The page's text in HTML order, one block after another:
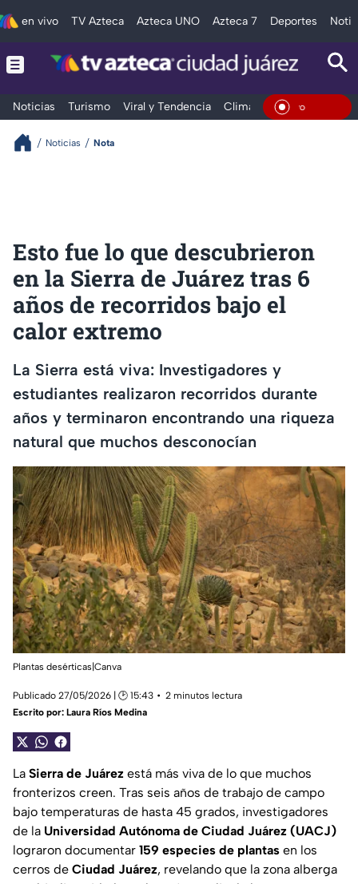
en vivo TV Azteca Azteca UNO Azteca 7 Deportes
Noticias Turismo Viral y Tendencia Clima Deportes En Vivo
Noticias Nota
Esto fue lo que descubrieron
en la Sierra de Juárez tras 6
años de recorridos bajo el
calor extremo
La Sierra está viva: Investigadores y
estudiantes realizaron recorridos durante
años y terminaron encontrando una riqueza
natural que muchos desconocían
Plantas desérticas|Canva
Publicado 27/05/2026 | 🕑 15:43
2 minutos lectura
Escrito por: Laura Ríos Medina
La Sierra de Juárez está más viva de lo que muchos
fronterizos creen. Tras seis años de trabajo de campo
bajo temperaturas de hasta 45 grados, investigadores
de la Universidad Autónoma de Ciudad Juárez (UACJ)
lograron documentar 159 especies de plantas en los
cerros de Ciudad Juárez, revelando que la zona alberga